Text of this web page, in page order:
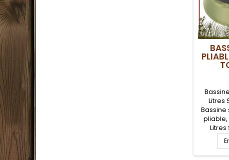
Litres
pliable,
Litres
cette
très